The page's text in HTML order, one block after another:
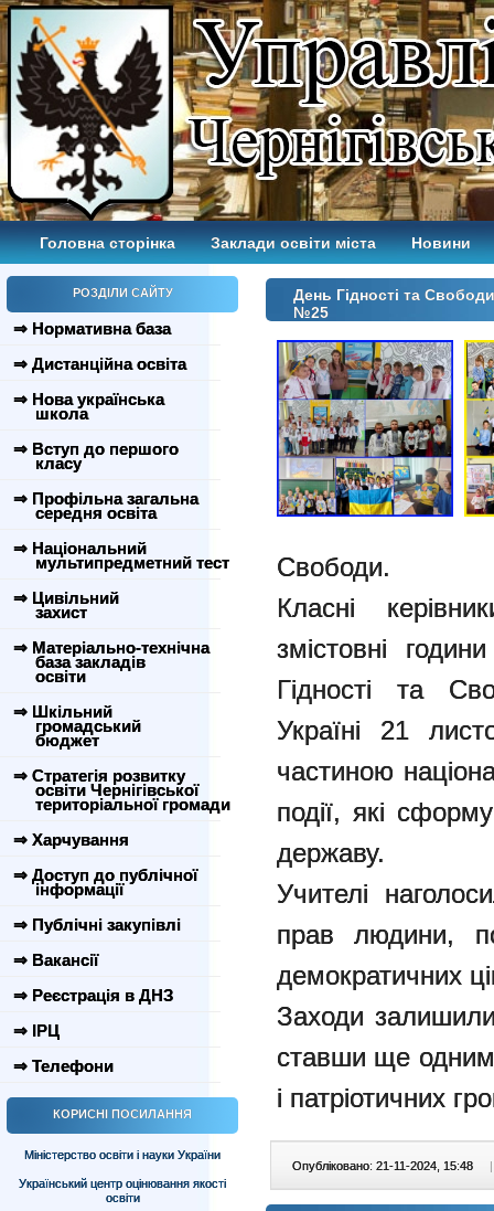
Головна сторінка Заклади освіти міста Новини
РОЗДІЛИ САЙТУ
⇒ Нормативна база
⇒ Дистанційна освіта
⇒ Нова українська
школа
⇒ Вступ до першого
класу
⇒ Профільна загальна
середня освіта
⇒ Національний
мультипредметний тест
⇒ Цивільний
захист
⇒ Матеріально-технічна
база закладів
освіти
⇒ Шкільний
громадський
бюджет
⇒ Стратегія розвитку
освіти Чернігівської
територіальної громади
⇒ Харчування
⇒ Доступ до публічної
інформації
⇒ Публічні закупівлі
⇒ Вакансії
⇒ Реєстрація в ДНЗ
⇒ ІРЦ
⇒ Телефони
КОРИСНІ ПОСИЛАННЯ
Міністерство освіти і науки України
Український центр оцінювання якості
освіти
День Гідності та Свободи
№25
Свободи.
Класні
змістовні
Гідності та
Україні 21
частиною
події, які
державу.
Учителі
прав людини,
демократичних
Заходи
ставши ще одним
і патріотичних
Опубліковано: 21-11-2024, 15:48 |